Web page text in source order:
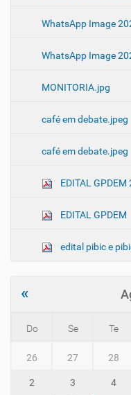
WhatsApp Image
WhatsApp Image
MONITORIA.jpg
café em debate.jpeg
café em debate.jpeg
EDITAL GPDEM
EDITAL GPDEM
edital pibic e
«
Do Se Te
26 27 28
2 3 4